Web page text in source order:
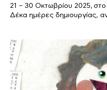
21 – 30 Οκτωβρίου 2025,
Δέκα ημέρες δημιουργίας,